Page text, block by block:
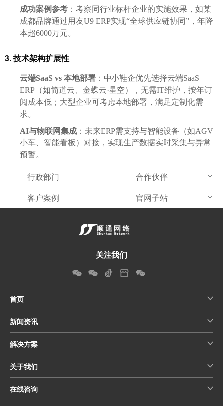
成功案例参考 ：考察同行业标杆企业的实施效果，如某
成都品牌通过用友U9 ERP实现“全球供应链协同”，年降
本超6000万元。
3. 技术架构扩展性
云端SaaS vs 本地部署 ：中小鞋企优先选择云端SaaS
ERP（如简道云、金蝶云·星空），无需IT维护，按年订
阅成本低；大型企业可考虑本地部署，满足定制化需
求。
AI与物联网集成 ：未来ERP需支持与智能设备（如AGV
小车、智能看板）对接，实现生产数据实时采集与异常
预警。
行政部门
合作伙伴
客户案例
官网子站
关注我们
首页
新闻资讯
解决方案
关于我们
在线咨询